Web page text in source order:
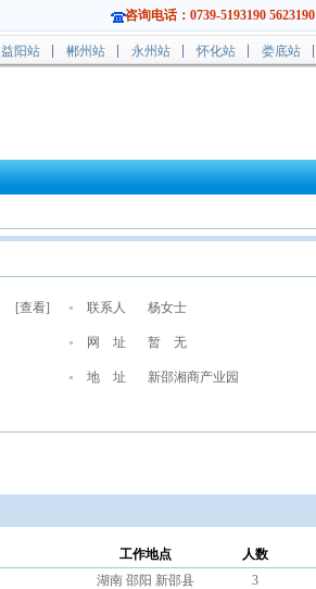
咨询电话：0739-5193190 5623190
益阳站 郴州站 永州站 怀化站 娄底站
[查看] 联系人 杨女士
网 址 暂 无
地 址 新邵湘商产业园
工作地点 人数
湖南 邵阳 新邵县 3